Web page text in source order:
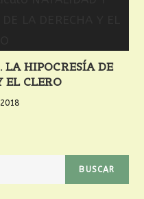
HIPOCRESÍA DE
EL CLERO
BUSCAR